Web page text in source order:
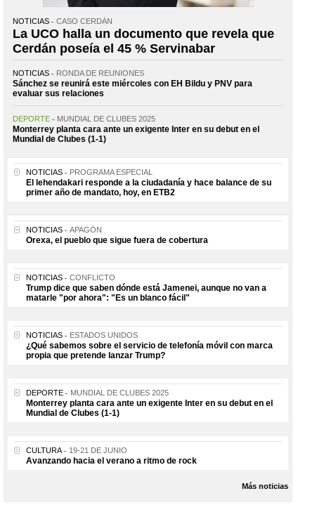
NOTICIAS CASO CERDÁN
La UCO halla un documento que revela que
Cerdán poseía el 45 % Servinabar
NOTICIAS RONDA DE REUNIONES
Sánchez se reunirá este miércoles con EH Bildu y PNV para
evaluar sus relaciones
DEPORTE MUNDIAL DE CLUBES 2025
Monterrey planta cara ante un exigente Inter en su debut en el
Mundial de Clubes (1-1)
NOTICIAS PROGRAMA ESPECIAL
El lehendakari responde a la ciudadanía y hace balance de su
primer año de mandato, hoy, en ETB2
NOTICIAS APAGÓN
Orexa, el pueblo que sigue fuera de cobertura
NOTICIAS CONFLICTO
Trump dice que saben dónde está Jamenei, aunque no van a
matarle "por ahora": "Es un blanco fácil"
NOTICIAS ESTADOS UNIDOS
¿Qué sabemos sobre el servicio de telefonía móvil con marca
propia que pretende lanzar Trump?
DEPORTE MUNDIAL DE CLUBES 2025
Monterrey planta cara ante un exigente Inter en su debut en el
Mundial de Clubes (1-1)
CULTURA 19-21 DE JUNIO
Avanzando hacia el verano a ritmo de rock
Más noticias